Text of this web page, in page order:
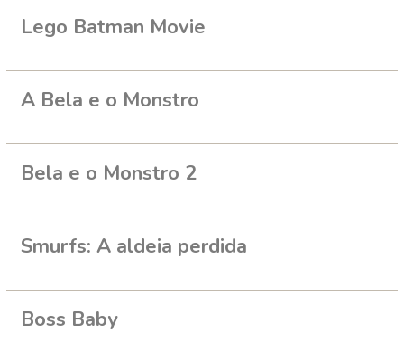
Lego Batman Movie
A Bela e o Monstro
Bela e o Monstro 2
Smurfs: A aldeia perdida
Boss Baby